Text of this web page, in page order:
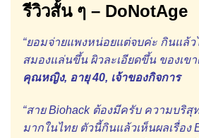
รีวิวสั้น ๆ – DoNotAge
“ยอมจ่ายแพงหน่อยแต่จบค่ะ กินแล้ว
สมองแล่นขึ้น ผิวละเอียดขึ้น ของเข
คุณหญิง, อายุ 40, เจ้าของกิจการ
“สาย Biohack ต้องมีครับ ความบริสุ
มากในไทย ตัวนี้กินแล้วเห็นผลเรื่อง